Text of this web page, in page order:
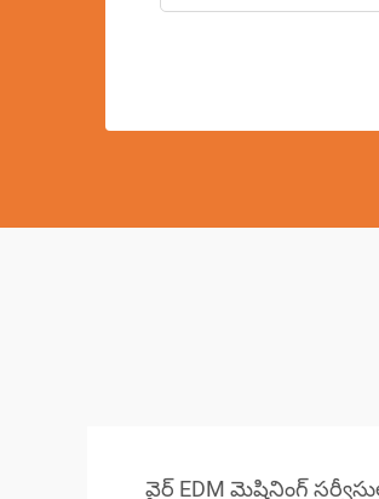
వైర్ EDM మెషినింగ్